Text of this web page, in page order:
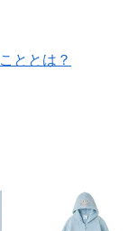
ととは？